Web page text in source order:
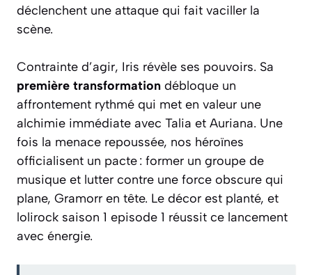
déclenchent une attaque qui fait vaciller la
scène.
Contrainte d’agir, Iris révèle ses pouvoirs. Sa
première transformation débloque un
affrontement rythmé qui met en valeur une
alchimie immédiate avec Talia et Auriana. Une
fois la menace repoussée, nos héroïnes
officialisent un pacte : former un groupe de
musique et lutter contre une force obscure qui
plane, Gramorr en tête. Le décor est planté, et
lolirock saison 1 episode 1 réussit ce lancement
avec énergie.